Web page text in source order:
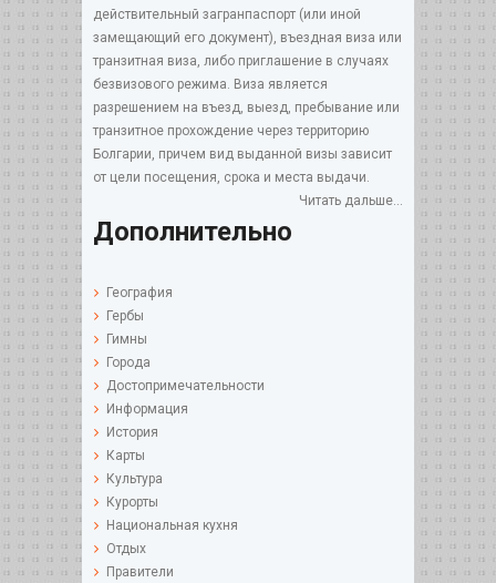
действительный загранпаспорт (или иной
замещающий его документ), въездная виза или
транзитная виза, либо приглашение в случаях
безвизового режима. Виза является
разрешением на въезд, выезд, пребывание или
транзитное прохождение через территорию
Болгарии, причем вид выданной визы зависит
от цели посещения, срока и места выдачи.
Читать дальше...
Дополнительно
География
Гербы
Гимны
Города
Достопримечательности
Информация
История
Карты
Культура
Курорты
Национальная кухня
Отдых
Правители